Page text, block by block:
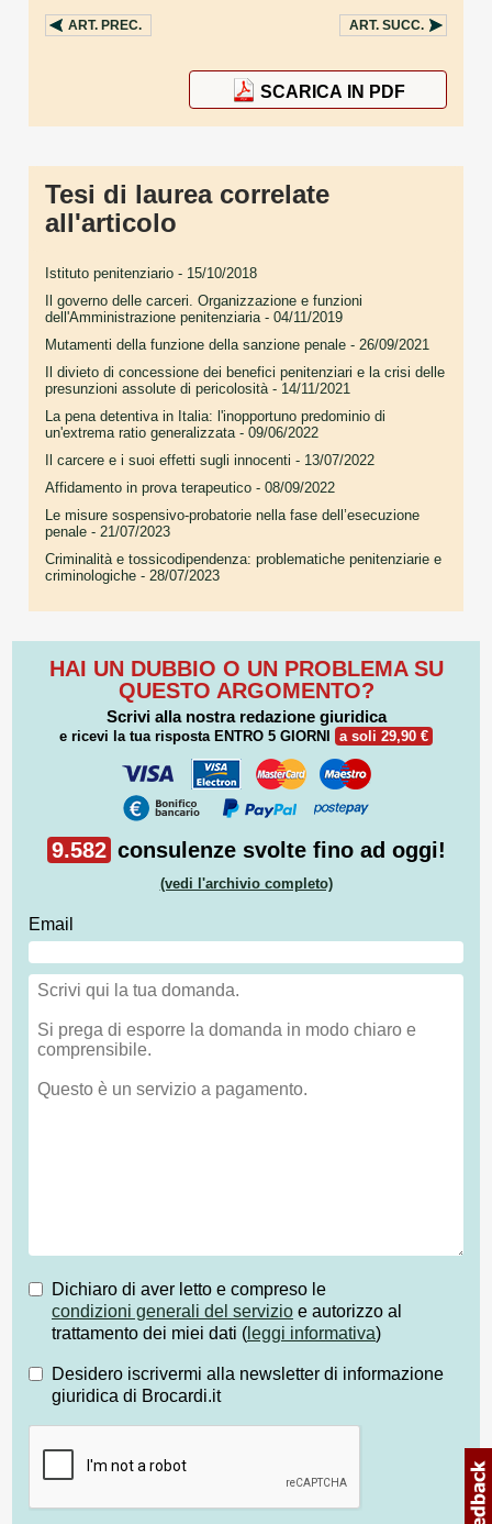
ART. PREC. ART. SUCC.
SCARICA IN PDF
Tesi di laurea correlate
all'articolo
Istituto penitenziario - 15/10/2018
Il governo delle carceri. Organizzazione e funzioni
dell'Amministrazione penitenziaria- 04/11/2019
Mutamenti della funzione della sanzione penale - 26/09/2021
Il divieto di concessione dei benefici penitenziari e la crisi delle
presunzioni assolute di pericolosità- 14/11/2021
La pena detentiva in Italia: l'inopportuno predominio di
un'extrema ratio generalizzata- 09/06/2022
Il carcere e i suoi effetti sugli innocenti - 13/07/2022
Affidamento in prova terapeutico - 08/09/2022
Le misure sospensivo-probatorie nella fase dell’esecuzione
penale - 21/07/2023
Criminalità e tossicodipendenza: problematiche penitenziarie e
criminologiche - 28/07/2023
HAI UN DUBBIO O UN PROBLEMA SU
QUESTO ARGOMENTO?
Scrivi alla nostra redazione giuridica
e ricevi la tua risposta ENTRO 5 GIORNI a soli 29,90 €
9.582 consulenze svolte fino ad oggi!
(vedi l'archivio completo)
Email
Dichiaro di aver letto e compreso le
condizioni generali del servizio e autorizzo al
trattamento dei miei dati ( leggi informativa)
Desidero iscrivermi alla newsletter di informazione
giuridica di Brocardi.it